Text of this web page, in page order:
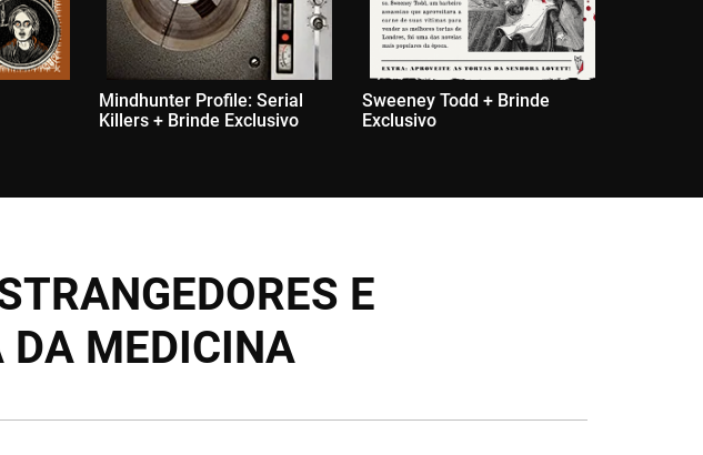
Mindhunter Profile: Serial
Killers + Brinde Exclusivo
Sweeney Todd + Brinde
Exclusivo
E
DA MEDICINA